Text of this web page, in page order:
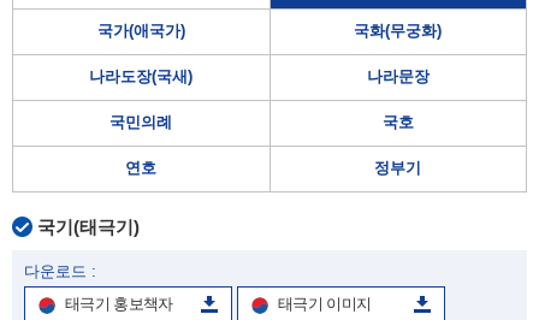
국가(애국가) 국화(무궁화)
나라도장(국새) 나라문장
국민의례 국호
연호 정부기
국기(태극기)
다운로드 :
태극기 홍보책자
태극기 이미지